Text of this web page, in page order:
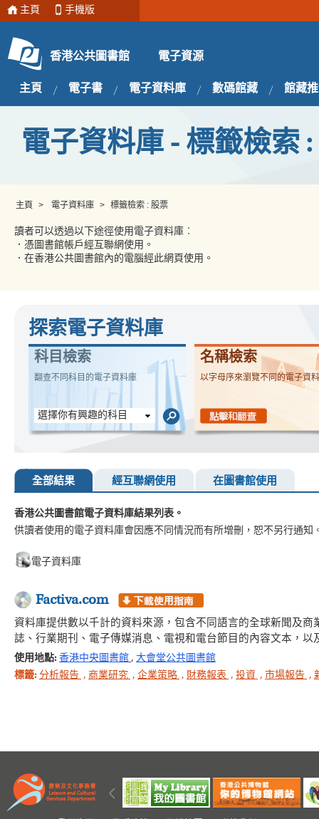
主頁 手機版
香港公共圖書館 電子資源
主頁 電子書 電子資料庫 數碼館藏 館藏
電子資料庫 - 標籤檢索 :
主頁 > 電子資料庫 > 標籤檢索 : 股票
讀者可以透過以下途徑使用電子資料庫︰
．憑圖書館帳戶經互聯網使用。
．在香港公共圖書館內的電腦經此網頁使用。
探索電子資料庫
科目檢索
翻查不同科目的電子資料庫
選擇你有興趣的科目
名稱檢索
以字母序來瀏覽不同的電子資
全部結果 經互聯網使用 在圖書館使用
香港公共圖書館電子資料庫結果列表。
供讀者使用的電子資料庫會因應不同情況而有所增刪，恕不另行通知
電子資料庫
Factiva.com
資料庫提供數以千計的資料來源，包含不同語言的全球新聞及
誌、行業期刊、電子傳媒消息、電視和電台節目的內容文本，
使用地點: 香港中央圖書館 , 大會堂公共圖書館
標籤: 分析報告 , 商業研究 , 企業策略 , 財務報表 , 投資 , 市場報告 ,